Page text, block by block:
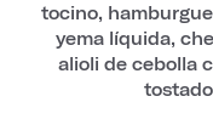
tocino,
yema líquida,
alioli de cebolla